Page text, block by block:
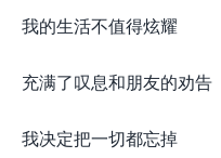
我的生活不值得炫耀
充满了叹息和朋友的劝告
我决定把一切都忘掉